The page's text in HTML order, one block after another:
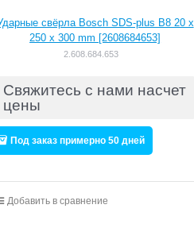
свёрла Bosch SDS-plus B8 20 x
250 x 300 mm [2608684653]
2.608.684.653
Свяжитесь с нами насчет
цены
Под заказ примерно 50 дней
Добавить в сравнение